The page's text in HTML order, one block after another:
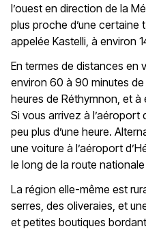
l’ouest en direction de la
plus proche d’une certaine
appelée Kastelli, à environ
En termes de distances en
environ 60 à 90 minutes
heures de Réthymnon, et à
Si vous arrivez à l’aéroport
peu plus d’une heure.
une voiture à l’aéroport
le long de la route
La région elle-même est
serres, des oliveraies, et
et petites boutiques